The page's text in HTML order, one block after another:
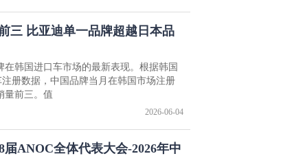
三 比亚迪单一品牌超越日本品
韩国进口车市场的最新表现。根据韩国
册数据，中国品牌当月在韩国市场注册
量前三。值
2026-06-04
ANOC全体代表大会-2026年中